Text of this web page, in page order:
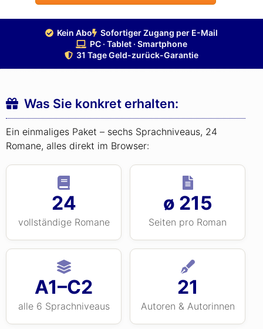
Kein Abo
Sofortiger Zugang per E-Mail
PC · Tablet · Smartphone
31 Tage Geld-zurück-Garantie
Was Sie konkret erhalten:
Ein einmaliges Paket – sechs Sprachniveaus, 24
Romane, alles direkt im Browser:
24
vollständige Romane
ø 215
Seiten pro Roman
A1–C2
alle 6 Sprachniveaus
21
Autoren & Autorinnen